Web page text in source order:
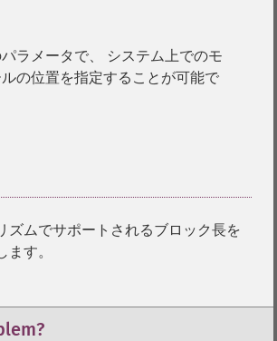
ラメータで、 システム上でのモ
の位置を指定することが可能で
ズムでサポートされるブロック長を
す。